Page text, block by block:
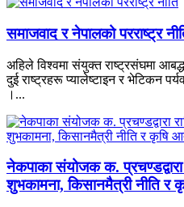
समाजवाद र नेपालको परराष्ट्र
अहिले विश्वमा संयुक्त राष्ट्रसंघमा
दुई राष्ट्रहरू प्यालेष्टाइन र भेटिकन
।...
नेकपाका संयोजक क.
शुभकामना, किसानमैत्री नीति र